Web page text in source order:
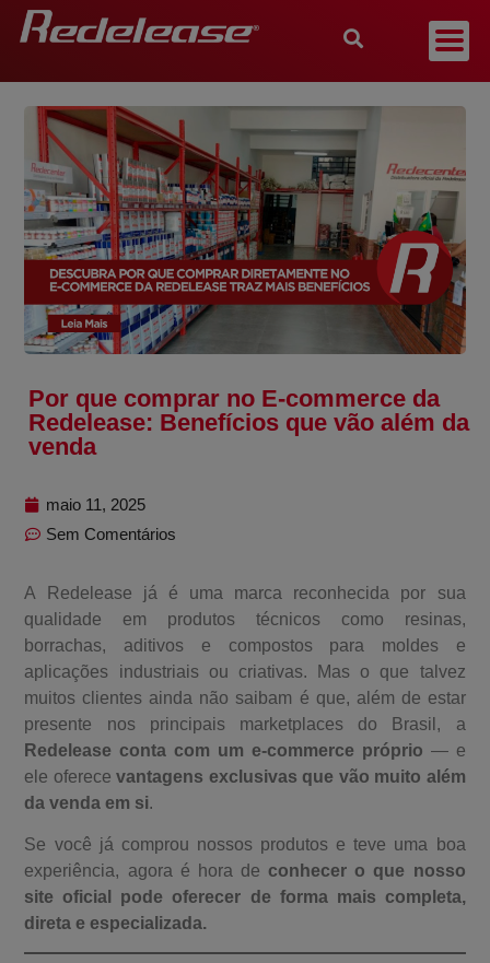
Por que comprar no E-commerce da
Redelease: Benefícios que vão além da
venda
maio 11, 2025
Sem Comentários
A Redelease já é uma marca reconhecida por sua
qualidade em produtos técnicos como resinas,
borrachas, aditivos e compostos para moldes e
aplicações industriais ou criativas. Mas o que talvez
muitos clientes ainda não saibam é que, além de estar
presente nos principais marketplaces do Brasil, a
Redelease conta com um e-commerce próprio — e
ele oferecevantagens exclusivas que vão muito além
da venda em si.
Se você já comprou nossos produtos e teve uma boa
experiência, agora é hora deconhecer o que nosso
site oficial pode oferecer de forma mais completa,
direta e especializada.